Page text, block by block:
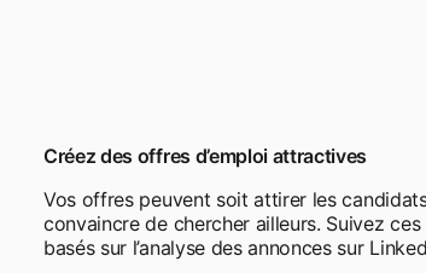
Créez des offres d’emploi attractives
Vos offres peuvent soit attirer les
convaincre de chercher ailleurs. Suivez ces
basés sur l’analyse des annonces sur